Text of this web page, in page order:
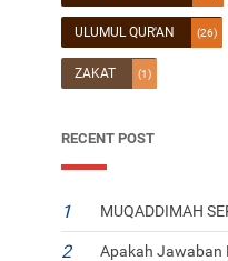
ULUMUL QUR'AN (26)
ZAKAT (1)
RECENT POST
MUQADDIMAH
Apakah Jawaban